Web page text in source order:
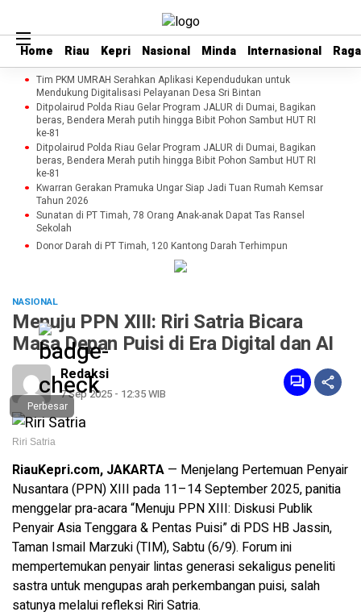
Home Riau Kepri Nasional Minda Internasional
Home Riau Kepri Nasional Minda Internasional
Tim PKM UMRAH Serahkan Aplikasi Kependudukan untuk
Mendukung Digitalisasi Pelayanan Desa Sri Bintan
Ditpolairud Polda Riau Gelar Program JALUR di Dumai, Bagikan
beras, Bendera Merah putih hingga Bibit Pohon Sambut HUT RI
ke-81
Ditpolairud Polda Riau Gelar Program JALUR di Dumai, Bagikan
beras, Bendera Merah putih hingga Bibit Pohon Sambut HUT RI
ke-81
Kwarran Gerakan Pramuka Ungar Siap Jadi Tuan Rumah Kemsar
Tahun 2026
Sunatan di PT Timah, 78 Orang Anak-anak Dapat Tas Ransel
Sekolah
Donor Darah di PT Timah, 120 Kantong Darah Terhimpun
NASIONAL
Menuju PPN XIII: Riri Satria Bicara
Masa Depan Puisi di Era Digital dan AI
Redaksi
7 Sep 2025 - 12:35 WIB
Perbesar
Riri Satria
RiauKepri.com, JAKARTA — Menjelang Pertemuan Penyair
Nusantara (PPN) XIII pada 11–14 September 2025, panitia
menggelar pra-acara “Menuju PPN XIII: Diskusi Publik
Penyair Asia Tenggara & Pentas Puisi” di PDS HB Jassin,
Taman Ismail Marzuki (TIM), Sabtu (6/9). Forum ini
mempertemukan penyair lintas generasi sekaligus peneliti
sastra untuk mengupas arah perkembangan puisi, salah
satunya melalui refleksi Riri Satria.